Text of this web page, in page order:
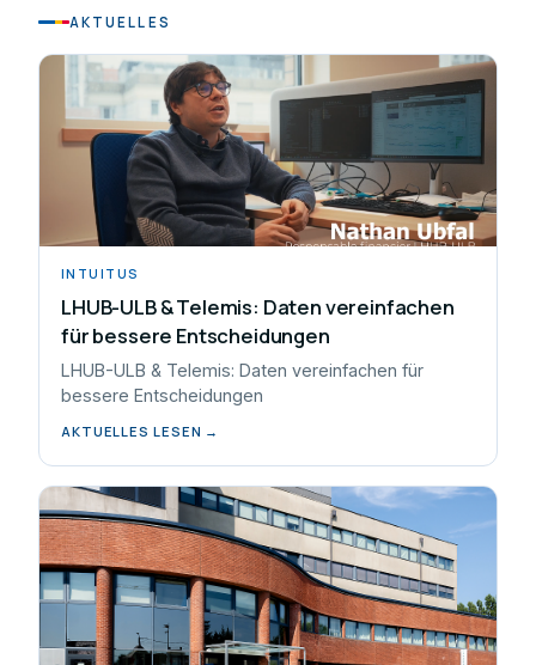
AKTUELLES
INTUITUS
LHUB-ULB & Telemis: Daten vereinfachen
für bessere Entscheidungen
LHUB-ULB & Telemis: Daten vereinfachen für
bessere Entscheidungen
AKTUELLES LESEN →